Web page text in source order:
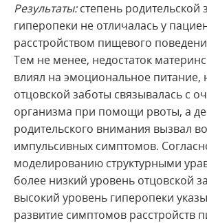
Результаты:степень родительской
гиперопеки не отличалась у
расстройством пищевого
Тем не менее, недостаток
влиял на эмоциональное питание,
отцовской заботы связывалась с
организма при помощи рвоты, а
родительского внимания вызвал
импульсивных симптомов.
моделированию структурными
более низкий уровень отцовской
высокий уровень гиперопеки
развитие симптомов расстройств